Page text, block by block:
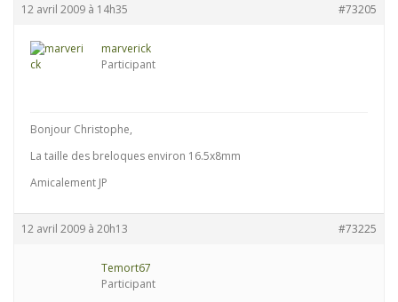
12 avril 2009 à 14h35 #73205
marverick
Participant
Bonjour Christophe,
La taille des breloques environ 16.5x8mm
Amicalement JP
12 avril 2009 à 20h13 #73225
Temort67
Participant